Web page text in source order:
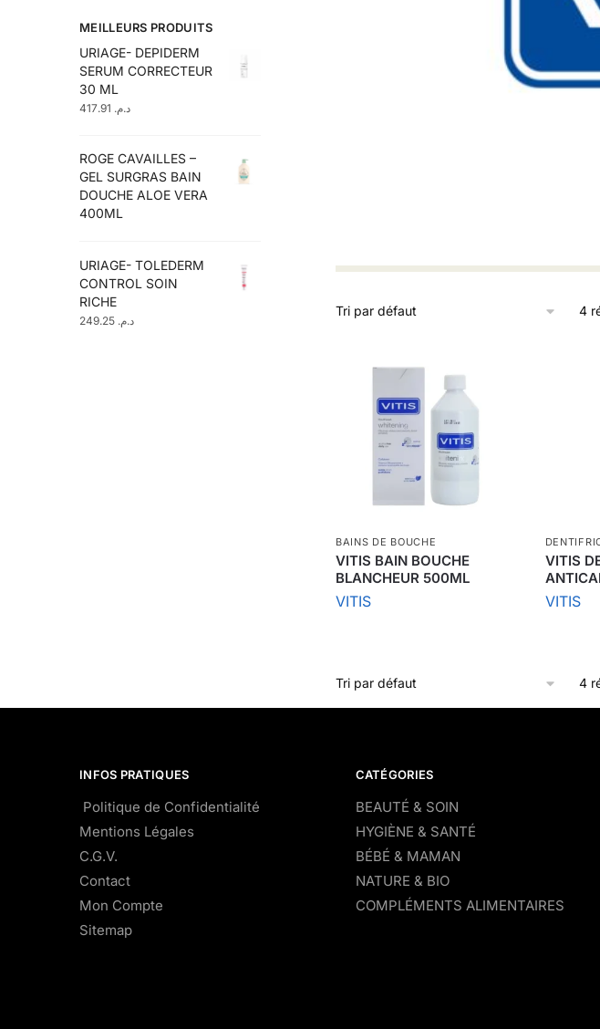
4
BAINS DE BOUCHE
VITIS BAIN BOUCHE
BLANCHEUR 500ML
VITIS
VITIS
VITIS
4
MEILLEURS PRODUITS
URIAGE- DEPIDERM
SERUM CORRECTEUR
30 ML
د.م.
ROGE CAVAILLES –
GEL SURGRAS BAIN
DOUCHE ALOE VERA
400ML
URIAGE- TOLEDERM
CONTROL SOIN
RICHE
د.م.
INFOS PRATIQUES
Politique de Confidentialité
Mentions Légales
C.G.V.
Contact
Mon Compte
Sitemap
CATÉGORIES
BEAUTÉ & SOIN
HYGIÈNE & SANTÉ
BÉBÉ & MAMAN
NATURE & BIO
COMPLÉMENTS ALIMENTAIRES